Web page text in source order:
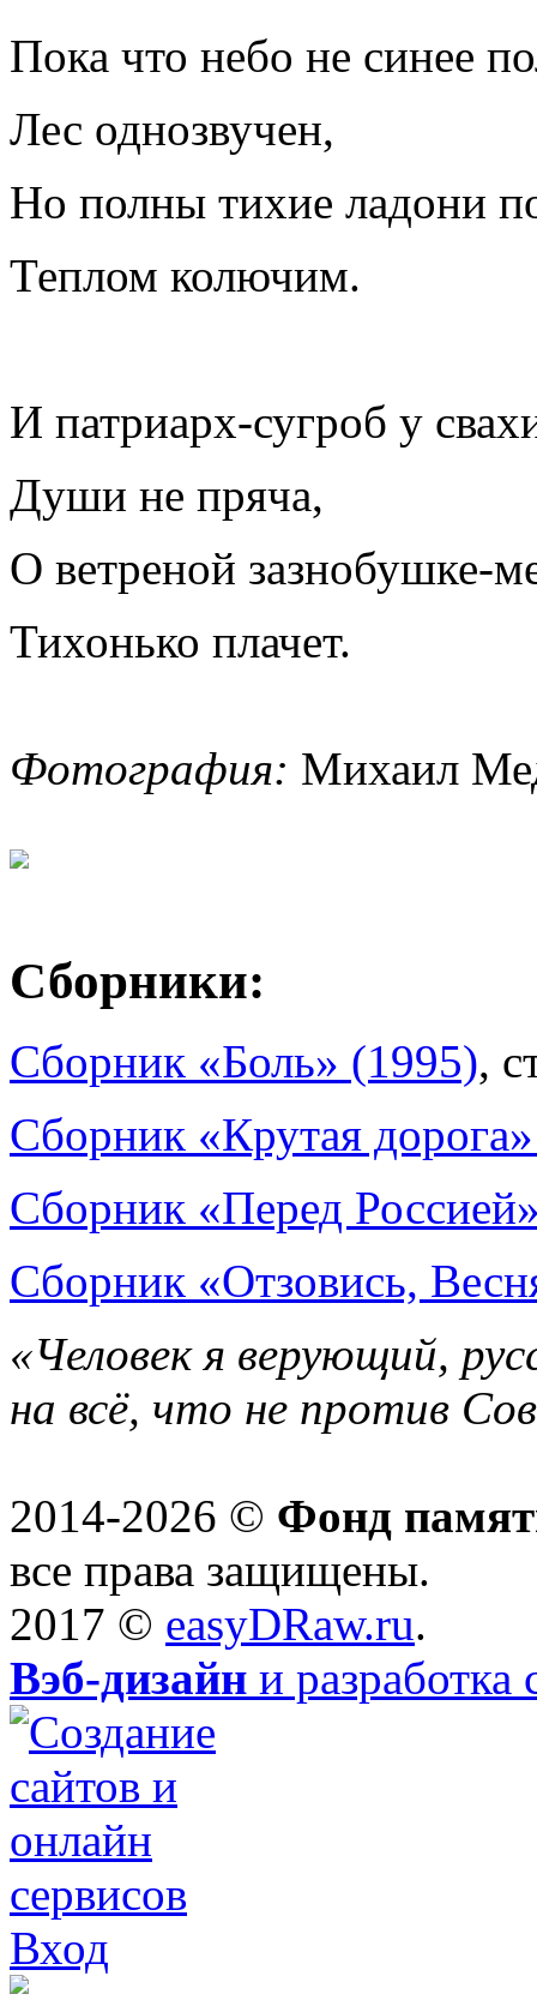
Пока что небо не синее
Лес однозвучен,
Но полны тихие ладони
Теплом колючим.
И патриарх-сугроб у
Души не пряча,
О ветреной зазнобушке-
Тихонько плачет.
Фотография: Михаил
Сборники:
Сборник «Боль» (1995),
Сборник «Крутая
Сборник «Перед
Сборник «Отзовись,
«Человек я верующий,
на всё, что не против
2014-2026 © Фонд
все права защищены.
2017 © easyDRaw.ru.
Вэб-дизайн и разработка
Вход